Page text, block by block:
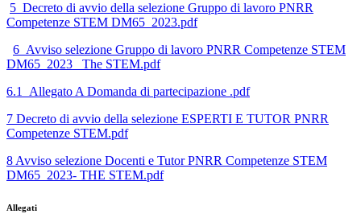
5 _Decreto di avvio della selezione Gruppo di lavoro PNRR
Competenze STEM DM65_2023.pdf
6_Avviso selezione Gruppo di lavoro PNRR Competenze STEM
DM65_2023_ The STEM.pdf
6.1_Allegato A Domanda di partecipazione .pdf
7 Decreto di avvio della selezione ESPERTI E TUTOR PNRR
Competenze STEM.pdf
8 Avviso selezione Docenti e Tutor PNRR Competenze STEM
DM65_2023- THE STEM.pdf
Allegati